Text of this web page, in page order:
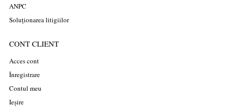
ANPC
Soluționarea litigiilor
CONT CLIENT
Acces cont
Înregistrare
Contul meu
Ieșire